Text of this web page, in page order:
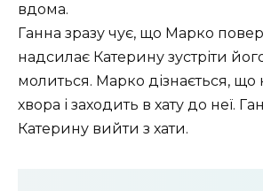
вдома.
Ганна зразу чує, що Марко
надсилає Катерину зустріти
молиться. Марко дізнається,
хвора і заходить в хату до неї.
Катерину вийти з хати.